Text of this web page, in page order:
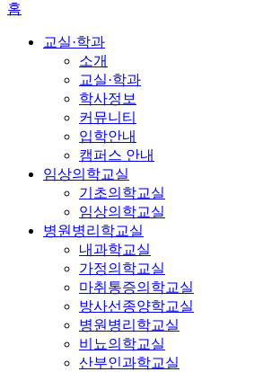
홈
교실·학과
소개
교실·학과
학사정보
커뮤니티
입학안내
캠퍼스 안내
임상의학교실
기초의학교실
임상의학교실
병원병리학교실
내과학교실
가정의학교실
마취통증의학교실
방사선종양학교실
병원병리학교실
비뇨의학교실
산부인과학교실